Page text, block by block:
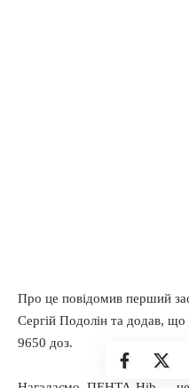
Про це повідомив перший
Сергій Подолін та додав, що
9650 доз.